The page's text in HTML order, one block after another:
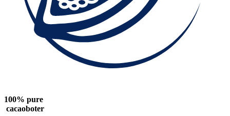
100% pure
cacaoboter